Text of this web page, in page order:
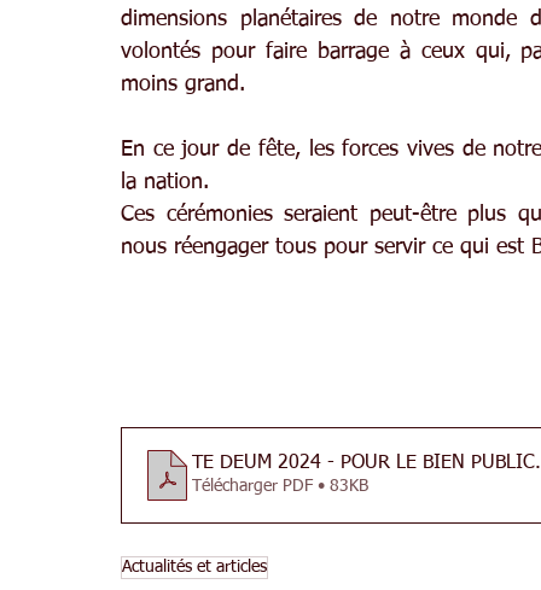
dimensions planétaires de notre monde
volontés pour faire barrage à ceux qui,
moins grand.
En ce jour de fête, les forces vives de
la nation.
Ces cérémonies seraient peut-être plus
nous réengager tous pour servir ce qui est
TE DEUM 2024 - POUR LE BIEN PUBLIC
Télécharger PDF • 83KB
Actualités et articles